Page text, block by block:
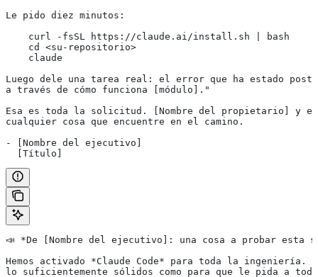
Le pido diez minutos:
    curl -fsSL https://claude.ai/install.sh | bash
    cd <su-repositorio>
    claude
Luego dele una tarea real: el error que ha estado
a través de cómo funciona [módulo]."
Esa es toda la solicitud. [Nombre del propietario] y el
cualquier cosa que encuentre en el camino.
- [Nombre del ejecutivo]
  [Título]
📣 *De [Nombre del ejecutivo]: una cosa a probar esta
Hemos activado *Claude Code* para toda la ingeniería.
lo suficientemente sólidos como para que le pida a